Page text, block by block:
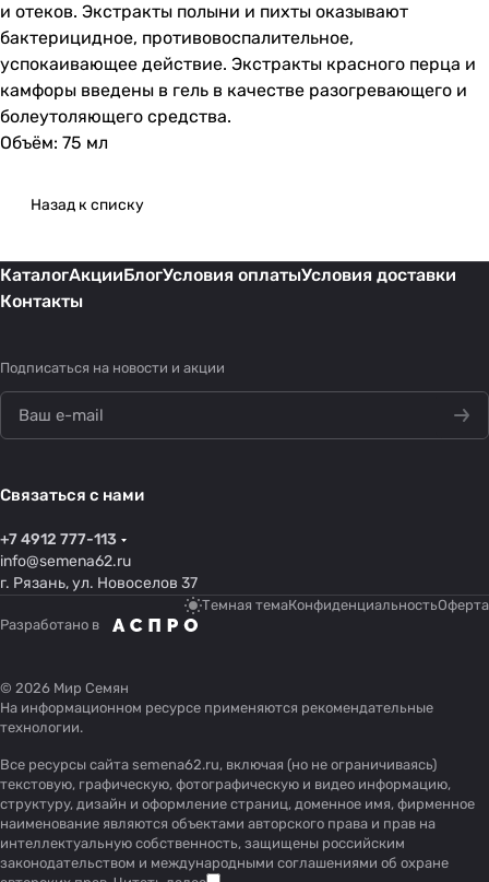
и отеков. Экстракты полыни и пихты оказывают
бактерицидное, противовоспалительное,
успокаивающее действие. Экстракты красного перца и
камфоры введены в гель в качестве разогревающего и
болеутоляющего средства.
Объём: 75 мл
Назад к списку
КаталогАкцииБлогУсловия оплатыУсловия доставки
Контакты
Подписаться на новости и акции
Связаться с нами
+7 4912 777-113
info@semena62.ru
г. Рязань, ул. Новоселов 37
Темная темаКонфиденциальностьОферта
Разработано в
© 2026 Мир Семян
На информационном ресурсе применяются рекомендательные
технологии.
Все ресурсы сайта semena62.ru, включая (но не ограничиваясь)
текстовую, графическую, фотографическую и видео информацию,
структуру, дизайн и оформление страниц, доменное имя, фирменное
наименование являются объектами авторского права и прав на
интеллектуальную собственность, защищены российским
законодательством и международными соглашениями об охране